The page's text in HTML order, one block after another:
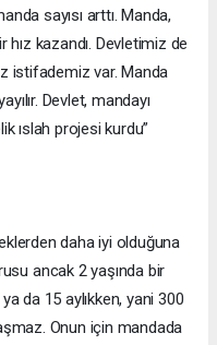
sayısı arttı. Manda,
hız kazandı. Devletimiz de
istifademiz var. Manda
Devlet, mandayı
ıslah projesi kurdu”
daha iyi olduğuna
ancak 2 yaşında bir
da 15 aylıkken, yani 300
Onun için mandada